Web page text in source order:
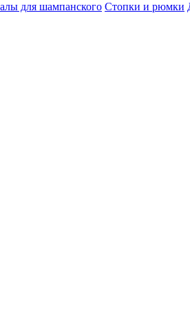
для шампанского Стопки и рюмки